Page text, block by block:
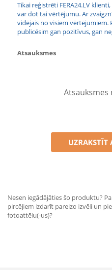
Tikai reģistrēti FERA24.LV
var dot tai vērtējumu. Ar
vidējais no visiem vērtējumiem.
publicēsim gan pozitīvus, gan
Atsauksmes
Atsauksmes
UZRAKSTĪT
Nesen iegādājāties šo produktu?
pircējiem izdarīt pareizo izvēli un
fotoattēlu(-us)?